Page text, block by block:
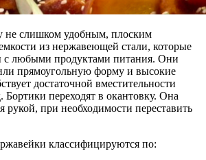
не слишком удобным, плоским
из нержавеющей стали, которые
с любыми продуктами питания. Они
прямоугольную форму и высокие
достаточной вместительности
переходят в окантовку. Она
рукой, при необходимости переставить
классифицируются по: